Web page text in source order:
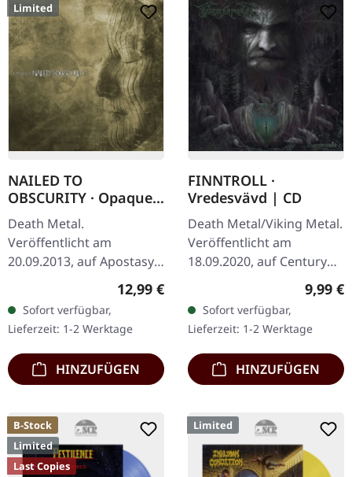
Limited
NAILED TO
OBSCURITY · Opaque |
DIGIPAK CD
Death Metal.
Veröffentlicht am
20.09.2013, auf Apostasy
Auflage als CD im DigiPak.
Die deutsche Death
Metal-Formation Nailed
To…
Regulärer Preis:
12,99 €
Sofort verfügbar,
Lieferzeit: 1-2 Werktage
HINZUFÜGEN
FINNTROLL ·
Vredesvävd | CD
Death Metal/Viking Metal.
Veröffentlicht am
18.09.2020, auf Century
Media Records. CD im
Jewelcase. Finntroll, die
finnische Band, die eine…
9,99 €
Sofort verfügbar,
Lieferzeit: 1-2 Werktage
HINZUFÜGEN
B-Stock
Limited
Last Copies
Limited